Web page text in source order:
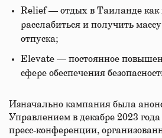
Relief — отдых в Таиланде как
расслабиться и получить
отпуска;
Elevate — постоянное
сфере обеспечения
Изначально кампания была
Управлением в декабре 2023
пресс-конференции,